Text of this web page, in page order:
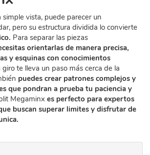
simple vista, puede parecer un
pero su estructura dividida lo convierte
Para separar las piezas
orientarlas de manera precisa,
y esquinas con conocimientos
giro te lleva un paso más cerca de la
puedes crear patrones complejos y
que pondran a prueba tu paciencia y
Megaminxes perfecto para expertos
buscan superar limites y disfrutar de